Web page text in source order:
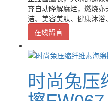
弃自动降解腐烂，燃烧
洁、美容美肤、健康沐浴、
在线留言
时尚兔压